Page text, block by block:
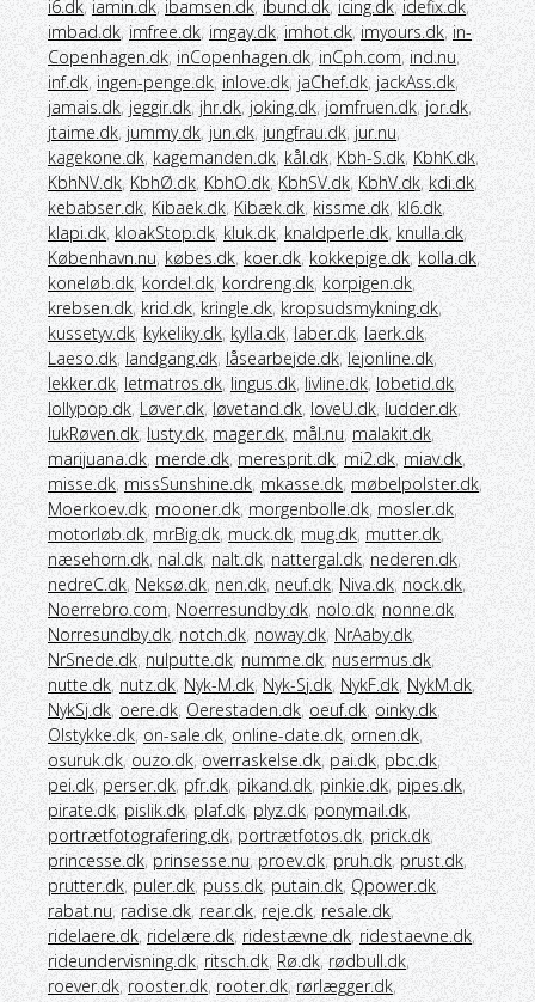
i6.dk, iamin.dk, ibamsen.dk, ibund.dk, icing.dk, idefix.dk,
imbad.dk, imfree.dk, imgay.dk, imhot.dk, imyours.dk, in-
Copenhagen.dk, inCopenhagen.dk, inCph.com, ind.nu,
inf.dk, ingen-penge.dk, inlove.dk, jaChef.dk, jackAss.dk,
jamais.dk, jeggir.dk, jhr.dk, joking.dk, jomfruen.dk, jor.dk,
jtaime.dk, jummy.dk, jun.dk, jungfrau.dk, jur.nu,
kagekone.dk, kagemanden.dk, kål.dk, Kbh-S.dk, KbhK.dk,
KbhNV.dk, KbhØ.dk, KbhO.dk, KbhSV.dk, KbhV.dk, kdi.dk,
kebabser.dk, Kibaek.dk, Kibæk.dk, kissme.dk, kl6.dk,
klapi.dk, kloakStop.dk, kluk.dk, knaldperle.dk, knulla.dk,
København.nu, købes.dk, koer.dk, kokkepige.dk, kolla.dk,
koneløb.dk, kordel.dk, kordreng.dk, korpigen.dk,
krebsen.dk, krid.dk, kringle.dk, kropsudsmykning.dk,
kussetyv.dk, kykeliky.dk, kylla.dk, laber.dk, laerk.dk,
Laeso.dk, landgang.dk, låsearbejde.dk, lejonline.dk,
lekker.dk, letmatros.dk, lingus.dk, livline.dk, lobetid.dk,
lollypop.dk, Løver.dk, løvetand.dk, loveU.dk, ludder.dk,
lukRøven.dk, lusty.dk, mager.dk, mål.nu, malakit.dk,
marijuana.dk, merde.dk, meresprit.dk, mi2.dk, miav.dk,
misse.dk, missSunshine.dk, mkasse.dk, møbelpolster.dk,
Moerkoev.dk, mooner.dk, morgenbolle.dk, mosler.dk,
motorløb.dk, mrBig.dk, muck.dk, mug.dk, mutter.dk,
næsehorn.dk, nal.dk, nalt.dk, nattergal.dk, nederen.dk,
nedreC.dk, Neksø.dk, nen.dk, neuf.dk, Niva.dk, nock.dk,
Noerrebro.com, Noerresundby.dk, nolo.dk, nonne.dk,
Norresundby.dk, notch.dk, noway.dk, NrAaby.dk,
NrSnede.dk, nulputte.dk, numme.dk, nusermus.dk,
nutte.dk, nutz.dk, Nyk-M.dk, Nyk-Sj.dk, NykF.dk, NykM.dk,
NykSj.dk, oere.dk, Oerestaden.dk, oeuf.dk, oinky.dk,
Olstykke.dk, on-sale.dk, online-date.dk, ornen.dk,
osuruk.dk, ouzo.dk, overraskelse.dk, pai.dk, pbc.dk,
pei.dk, perser.dk, pfr.dk, pikand.dk, pinkie.dk, pipes.dk,
pirate.dk, pislik.dk, plaf.dk, plyz.dk, ponymail.dk,
portrætfotografering.dk, portrætfotos.dk, prick.dk,
princesse.dk, prinsesse.nu, proev.dk, pruh.dk, prust.dk,
prutter.dk, puler.dk, puss.dk, putain.dk, Qpower.dk,
rabat.nu, radise.dk, rear.dk, reje.dk, resale.dk,
ridelaere.dk, ridelære.dk, ridestævne.dk, ridestaevne.dk,
rideundervisning.dk, ritsch.dk, Rø.dk, rødbull.dk,
roever.dk, rooster.dk, rooter.dk, rørlægger.dk,